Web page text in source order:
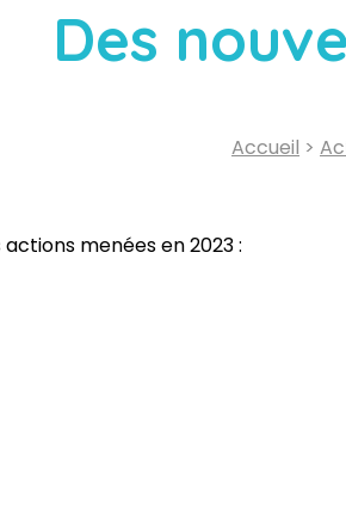
Des
Accueil >
actions menées en 2023 :